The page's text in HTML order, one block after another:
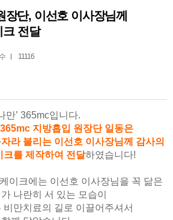
단, 이선호 이사장님께
크 전달
11116
만’ 365mc입니다.
365mc 지방흡입 원장단 일동은
라 불리는 이선호 이사장님께 감사의
크를 제작하여 전달하였습니다!
이크에는 이선호 이사장님을 꼭 닮은
나란히 서 있는 모습이
비만치료의 길로 이끌어주셔서